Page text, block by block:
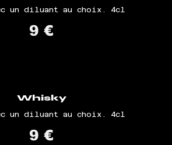
un diluant au choix. 4cl
9 €
Whisky
un diluant au choix. 4cl
9 €